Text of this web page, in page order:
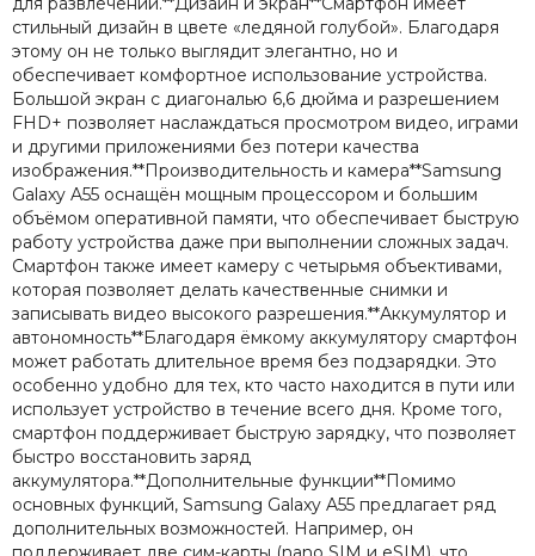
стильный дизайн в цвете «ледяной голубой». Благодаря
этому он не только выглядит элегантно, но и
обеспечивает комфортное использование устройства.
Большой экран с диагональю 6,6 дюйма и разрешением
FHD+ позволяет наслаждаться просмотром видео, играми
и другими приложениями без потери качества
изображения.**Производительность и камера**Samsung
Galaxy A55 оснащён мощным процессором и большим
объёмом оперативной памяти, что обеспечивает быструю
работу устройства даже при выполнении сложных задач.
Смартфон также имеет камеру с четырьмя объективами,
которая позволяет делать качественные снимки и
записывать видео высокого разрешения.**Аккумулятор и
автономность**Благодаря ёмкому аккумулятору смартфон
может работать длительное время без подзарядки. Это
особенно удобно для тех, кто часто находится в пути или
использует устройство в течение всего дня. Кроме того,
смартфон поддерживает быструю зарядку, что позволяет
быстро восстановить заряд
аккумулятора.**Дополнительные функции**Помимо
основных функций, Samsung Galaxy A55 предлагает ряд
дополнительных возможностей. Например, он